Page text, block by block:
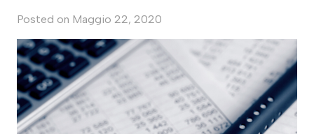
Posted on Maggio 22, 2020